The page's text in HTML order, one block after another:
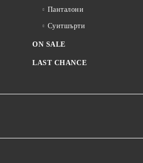
Панталони
Суитшърти
ON SALE
LAST CHANCE